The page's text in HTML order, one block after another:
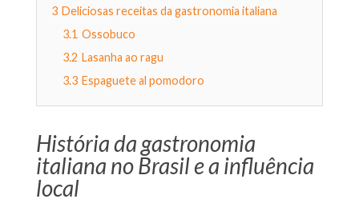
3 Deliciosas receitas da gastronomia italiana
3.1 Ossobuco
3.2 Lasanha ao ragu
3.3 Espaguete al pomodoro
História da gastronomia
italiana no Brasil e a influência
local